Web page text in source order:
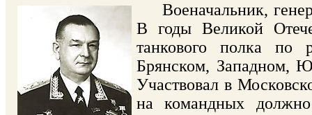
Военачальник,
В годы Великой
танкового полка по
Брянском, Западном,
Участвовал в
на командных